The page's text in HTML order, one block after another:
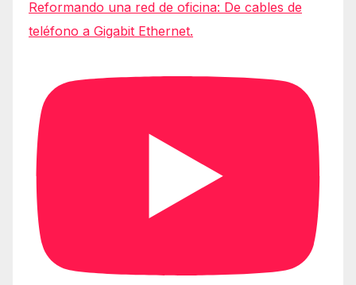
Reformando una red de oficina: De cables de
teléfono a Gigabit Ethernet.